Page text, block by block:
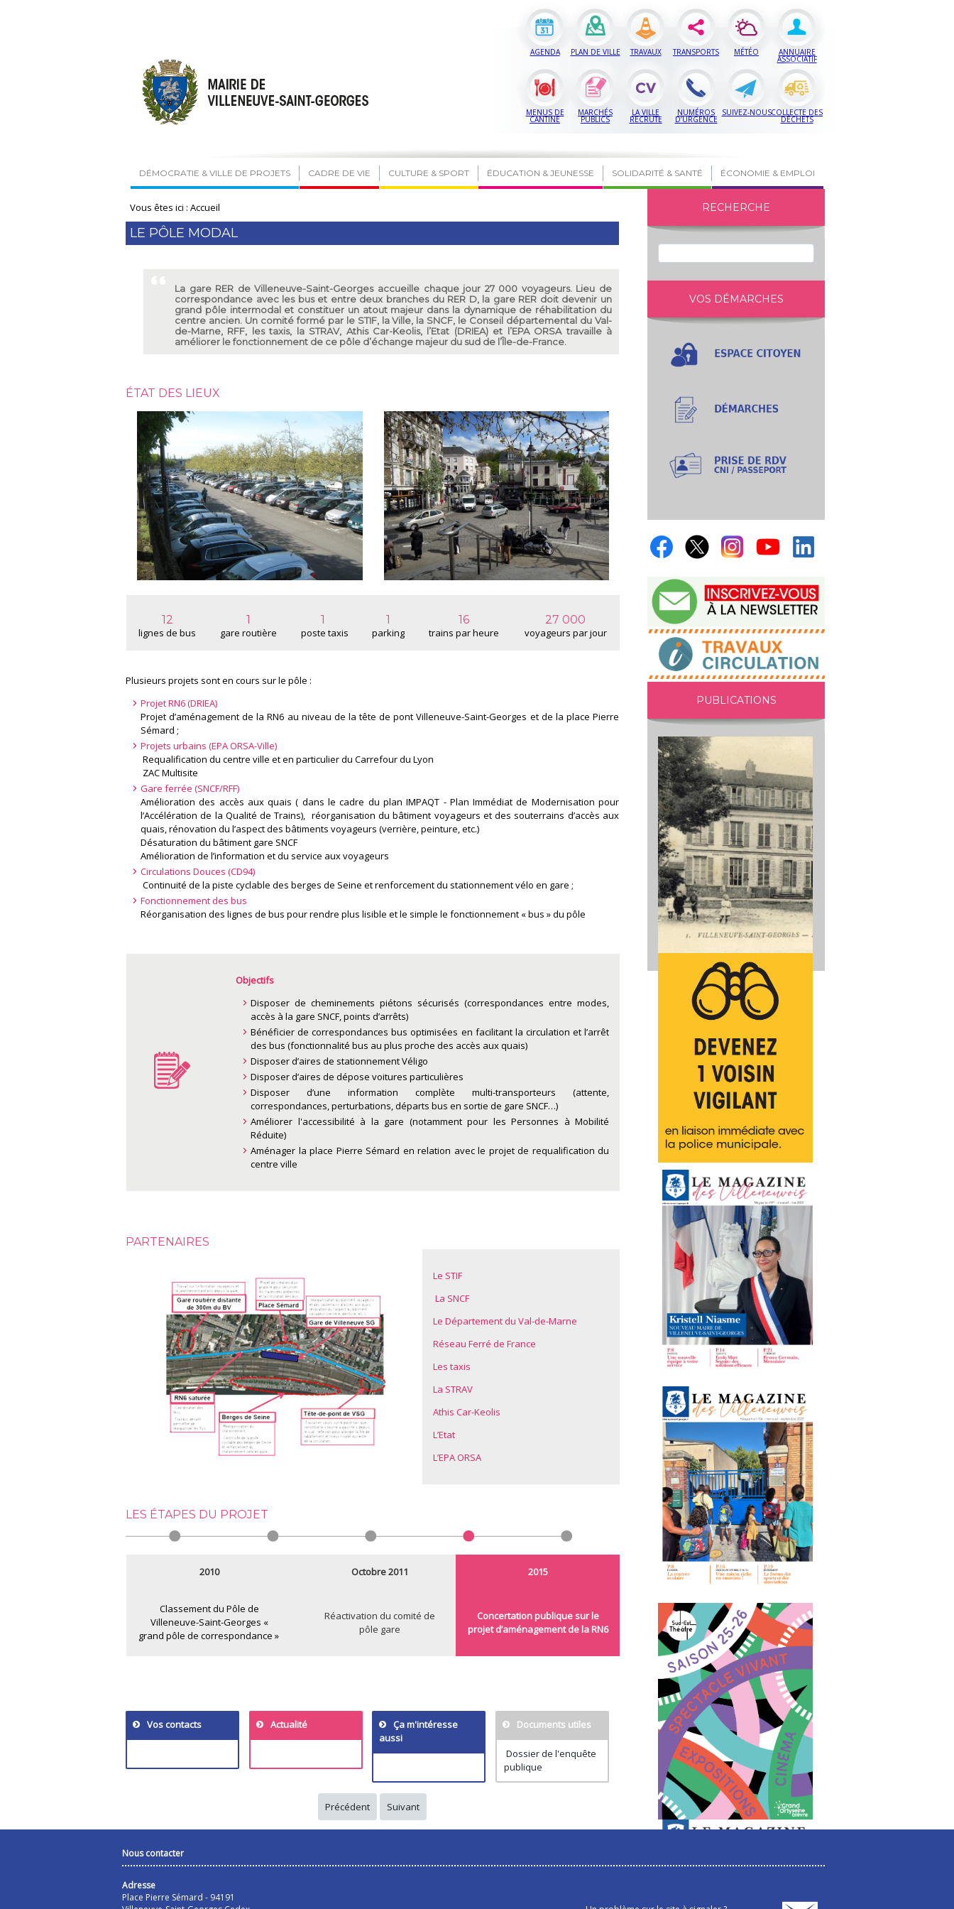
AGENDA PLAN DE VILLE TRAVAUX TRANSPORTS MÉTÉO ANNUAIRE
ASSOCIATIF
MENUS DE
CANTINE
MARCHÉS
PUBLICS
LA VILLE
RECRUTE
NUMÉROS
D’URGENCE
SUIVEZ-NOUSCOLLECTE DES
DÉCHETS
DÉMOCRATIE & VILLE DE PROJETS CADRE DE VIE CULTURE & SPORT ÉDUCATION & JEUNESSE SOLIDARITÉ & SANTÉ ÉCONOMIE & EMPLOI
Vous êtes ici : Accueil
LE PÔLE MODAL
La gare RER de Villeneuve-Saint-Georges accueille chaque jour 27 000 voyageurs. Lieu de
correspondance avec les bus et entre deux branches du RER D, la gare RER doit devenir un
grand pôle intermodal et constituer un atout majeur dans la dynamique de réhabilitation du
centre ancien. Un comité formé par le STIF, la Ville, la SNCF, le Conseil départemental du Val-
de-Marne, RFF, les taxis, la STRAV, Athis Car-Keolis, l’Etat (DRIEA) et l’EPA ORSA travaille à
améliorer le fonctionnement de ce pôle d’échange majeur du sud de l’Île-de-France.
ÉTAT DES LIEUX
12
lignes de bus
1
gare routière
1
poste taxis
1
parking
16
trains par heure
27 000
voyageurs par jour
Plusieurs projets sont en cours sur le pôle :
Projet RN6 (DRIEA)
Projet d’aménagement de la RN6 au niveau de la tête de pont Villeneuve-Saint-Georges et de la place Pierre
Sémard ;
Projets urbains (EPA ORSA-Ville)
Requalification du centre ville et en particulier du Carrefour du Lyon
ZAC Multisite
Gare ferrée (SNCF/RFF)
Amélioration des accès aux quais ( dans le cadre du plan IMPAQT - Plan Immédiat de Modernisation pour
l’Accélération de la Qualité de Trains), réorganisation du bâtiment voyageurs et des souterrains d’accès aux
quais, rénovation du l’aspect des bâtiments voyageurs (verrière, peinture, etc.)
Désaturation du bâtiment gare SNCF
Amélioration de l’information et du service aux voyageurs
Circulations Douces (CD94)
Continuité de la piste cyclable des berges de Seine et renforcement du stationnement vélo en gare ;
Fonctionnement des bus
Réorganisation des lignes de bus pour rendre plus lisible et le simple le fonctionnement « bus » du pôle
Objectifs
Disposer de cheminements piétons sécurisés (correspondances entre modes,
accès à la gare SNCF, points d’arrêts)
Bénéficier de correspondances bus optimisées en facilitant la circulation et l’arrêt
des bus (fonctionnalité bus au plus proche des accès aux quais)
Disposer d’aires de stationnement Véligo
Disposer d’aires de dépose voitures particulières
Disposer d’une information complète multi-transporteurs (attente,
correspondances, perturbations, départs bus en sortie de gare SNCF…)
Améliorer l'accessibilité à la gare (notamment pour les Personnes à Mobilité
Réduite)
Aménager la place Pierre Sémard en relation avec le projet de requalification du
centre ville
PARTENAIRES
Le STIF
La SNCF
Le Département du Val-de-Marne
Réseau Ferré de France
Les taxis
La STRAV
Athis Car-Keolis
L’Etat
L’EPA ORSA
LES ÉTAPES DU PROJET
2010 Octobre 2011 2015
Classement du Pôle de
Villeneuve-Saint-Georges «
grand pôle de correspondance »
Réactivation du comité de
pôle gare
Concertation publique sur le
projet d’aménagement de la RN6
Vos contacts Actualité
Ça m'intéresse
aussi
Documents utiles
Dossier de l'enquête
publique
Précédent Suivant
RECHERCHE
VOS DÉMARCHES
PUBLICATIONS
Nous contacter
Adresse
Place Pierre Sémard - 94191